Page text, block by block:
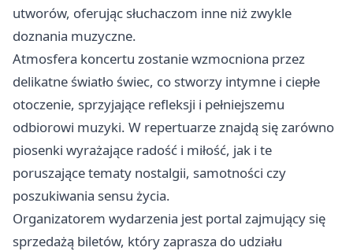
utworów, oferując słuchaczom inne niż zwykle
doznania muzyczne.
Atmosfera koncertu zostanie wzmocniona przez
delikatne światło świec, co stworzy intymne i ciepłe
otoczenie, sprzyjające refleksji i pełniejszemu
odbiorowi muzyki. W repertuarze znajdą się zarówno
piosenki wyrażające radość i miłość, jak i te
poruszające tematy nostalgii, samotności czy
poszukiwania sensu życia.
Organizatorem wydarzenia jest portal zajmujący się
sprzedażą biletów, który zaprasza do udziału